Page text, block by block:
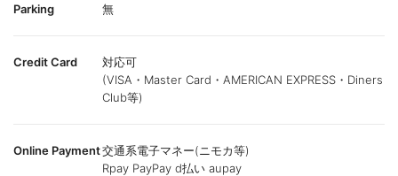
Parking 無
Credit Card
対応可
(VISA・Master Card・AMERICAN EXPRESS・Diners
Club等)
Online Payment交通系電子マネー(ニモカ等)
Rpay PayPay d払い aupay